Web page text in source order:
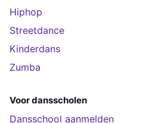
Hiphop
Streetdance
Kinderdans
Zumba
Voor dansscholen
Dansschool aanmelden